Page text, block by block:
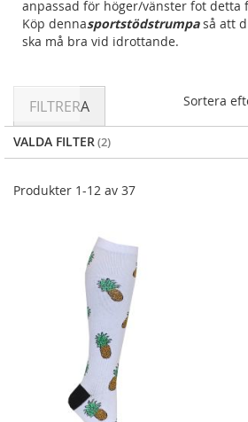
anpassad för höger/vänster fot detta
Köp dennasportstödstrumpaså att
ska må bra vid idrottande.
Produkter 1-12 av 37
Sortera
FILTRERA
VALDA FILTER